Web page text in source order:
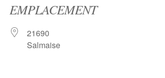
EMPLACEMENT
21690
Salmaise